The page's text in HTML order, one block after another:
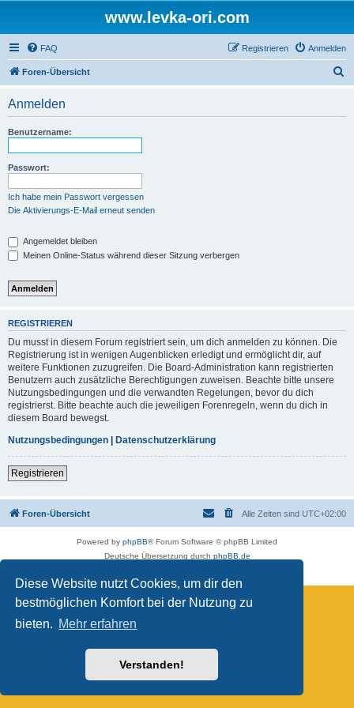
Diese Website nutzt Cookies, um dir den
bestmöglichen Komfort bei der Nutzung zu
bieten. Mehr erfahren
Verstanden!
www.levka-ori.com
FAQ Anmelden
Registrieren
Foren-Übersicht
Anmelden
Benutzername:
Passwort:
Ich habe mein Passwort vergessen
Die Aktivierungs-E-Mail erneut senden
Angemeldet bleiben
Meinen Online-Status während dieser Sitzung verbergen
REGISTRIEREN
Du musst in diesem Forum registriert sein, um dich anmelden zu können. Die
Registrierung ist in wenigen Augenblicken erledigt und ermöglicht dir, auf
weitere Funktionen zuzugreifen. Die Board-Administration kann registrierten
Benutzern auch zusätzliche Berechtigungen zuweisen. Beachte bitte unsere
Nutzungsbedingungen und die verwandten Regelungen, bevor du dich
registrierst. Bitte beachte auch die jeweiligen Forenregeln, wenn du dich in
diesem Board bewegst.
Nutzungsbedingungen | Datenschutzerklärung
Registrieren
Foren-Übersicht Alle Zeiten sind UTC+02:00
Powered by phpBB® Forum Software © phpBB Limited
Deutsche Übersetzung durch phpBB.de